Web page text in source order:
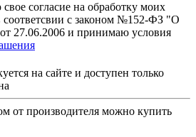
согласие на обработку моих
с законом №152-ФЗ "О
27.06.2006 и принимаю условия
на сайте и доступен только
от производителя можно купить